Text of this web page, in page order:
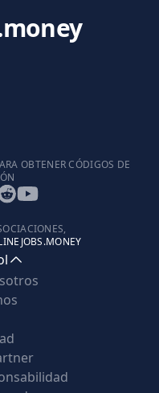
OBTENER CÓDIGOS DE